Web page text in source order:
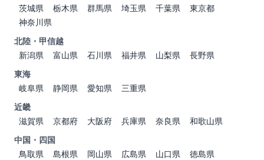
茨城県
栃木県 群馬県 埼玉県 千葉県
東京都
神奈川県
北陸・甲信越
新潟県
富山県 石川県 福井県 山梨県
長野県
東海
岐阜県
静岡県 愛知県
三重県
近畿
滋賀県
京都府 大阪府 兵庫県 奈良県
和歌山県
中国・四国
鳥取県
島根県 岡山県 広島県 山口県
徳島県